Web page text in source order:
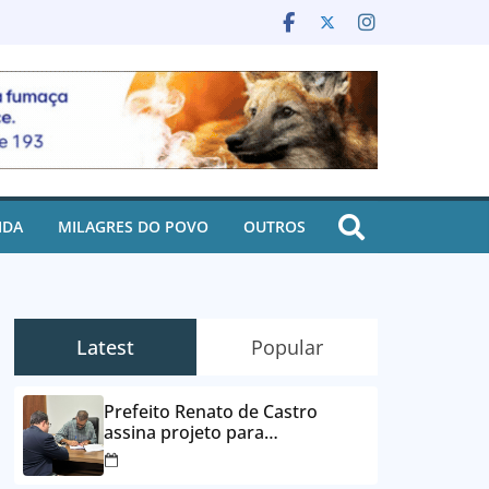
MILAGRES DO POVO OUTROS
Latest Popular
Prefeito Renato de Castro
assina projeto para
desbloqueio de contas e
parcelamento de dívidas em até